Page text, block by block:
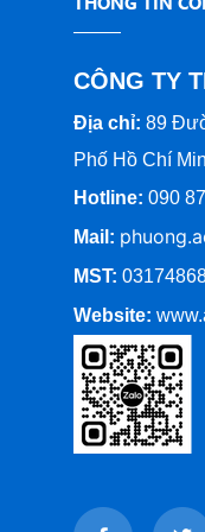
CÔNG TY
Địa chỉ: 89
Phố Hồ Chí
Hotline: 090
Mail:
MST:
Website: www.